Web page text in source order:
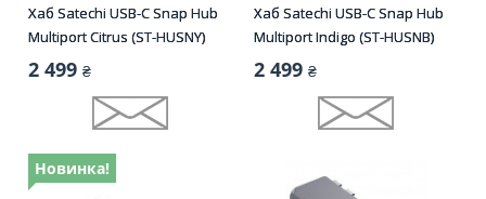
Хаб Satechi USB-C Snap Hub
Multiport Citrus (ST-HUSNY)
2 499 ₴
Хаб Satechi USB-C Snap Hub
Multiport Indigo (ST-HUSNB)
2 499 ₴
Новинка!